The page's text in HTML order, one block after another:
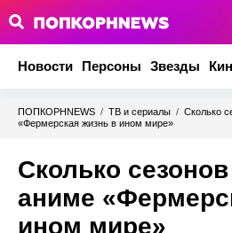
Новости Персоны Звезды
ПОПКОРНNEWS / ТВ и сериалы / Сколько
«Фермерская жизнь в ином мире»
Сколько
аниме
ином мире»